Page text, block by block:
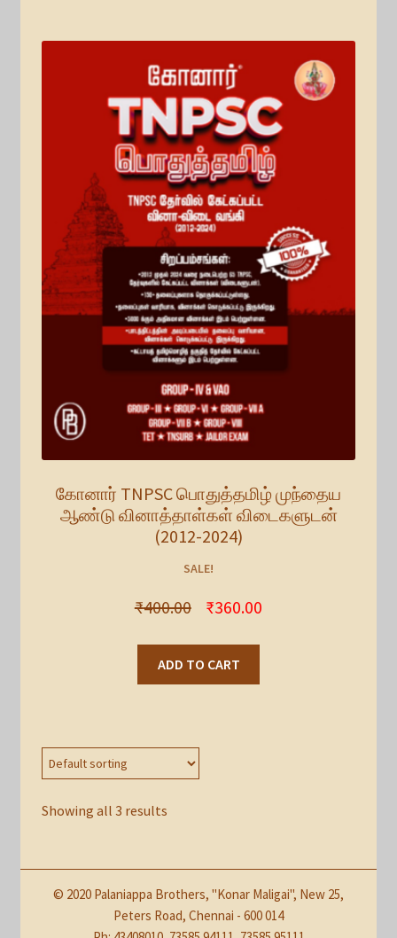
கோனார் TNPSC பொதுத்தமிழ் முந்தைய
ஆண்டு வினாத்தாள்கள் விடைகளுடன்
(2012-2024)
SALE!
₹400.00 ₹360.00
ADD TO CART
Showing all 3 results
© 2020 Palaniappa Brothers, "Konar Maligai", New 25,
Peters Road, Chennai - 600 014